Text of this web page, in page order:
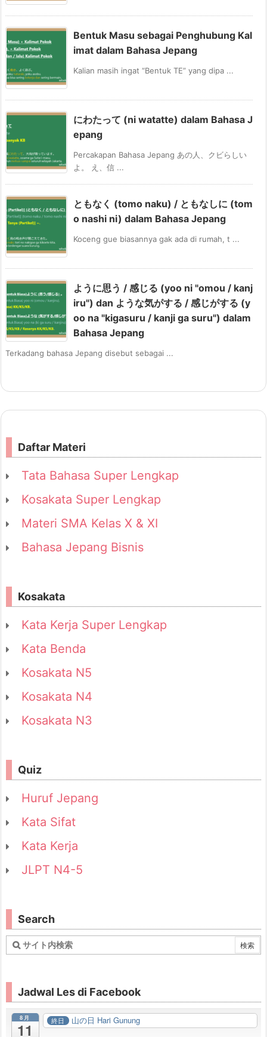
Bentuk Masu sebagai Penghubung Kal
imat dalam Bahasa Jepang
Kalian masih ingat “Bentuk TE” yang dipa ...
にわたって (ni watatte) dalam Bahasa J
epang
Percakapan Bahasa Jepang あの人、クビらしい
よ。 え、信 ...
ともなく (tomo naku) / ともなしに (tom
o nashi ni) dalam Bahasa Jepang
Koceng gue biasannya gak ada di rumah, t ...
ように思う / 感じる (yoo ni "omou / kanj
iru") dan ような気がする / 感じがする (y
oo na "kigasuru / kanji ga suru") dalam
Bahasa Jepang
Terkadang bahasa Jepang disebut sebagai ...
Daftar Materi
Tata Bahasa Super Lengkap
Kosakata Super Lengkap
Materi SMA Kelas X & XI
Bahasa Jepang Bisnis
Kosakata
Kata Kerja Super Lengkap
Kata Benda
Kosakata N5
Kosakata N4
Kosakata N3
Quiz
Huruf Jepang
Kata Sifat
Kata Kerja
JLPT N4-5
Search
Jadwal Les di Facebook
8月
11
終日 山の日 Hari Gunung